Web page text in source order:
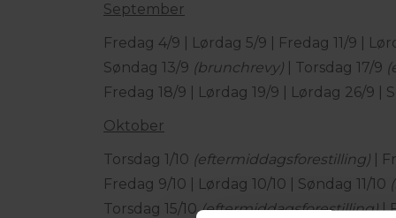
September
Fredag 4/9 | Lørdag 5/9 | Fredag 11/9 |
Søndag 13/9 (brunchrevy) | Torsdag 17/9 (
Fredag 18/9 | Lørdag 19/9 | Lørdag 26/9 |
Oktober
Torsdag 1/10 (eftermiddagsforestilling) |
Fredag 9/10 | Lørdag 10/10 | Søndag 11/10
Torsdag 15/10(eftermiddagsforestilling)|